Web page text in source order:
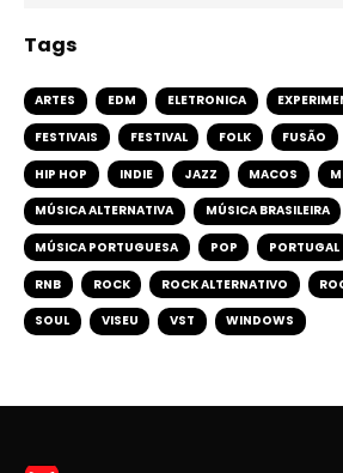
Tags
ARTES EDM ELETRONICA
FESTIVAIS FESTIVAL FOLK FUSÃO
HIP HOP INDIE JAZZ MACOS
MÚSICA ALTERNATIVA MÚSICA BRASILEIRA
MÚSICA PORTUGUESA POP PORTUGAL
RNB ROCK ROCK ALTERNATIVO
SOUL VISEU VST WINDOWS